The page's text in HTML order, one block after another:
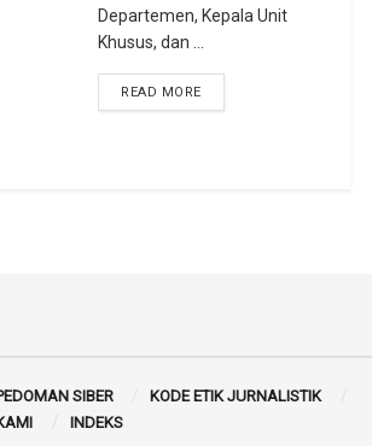
Departemen, Kepala Unit
Khusus, dan ...
READ MORE
SIBER
KODE ETIK JURNALISTIK
INDEKS